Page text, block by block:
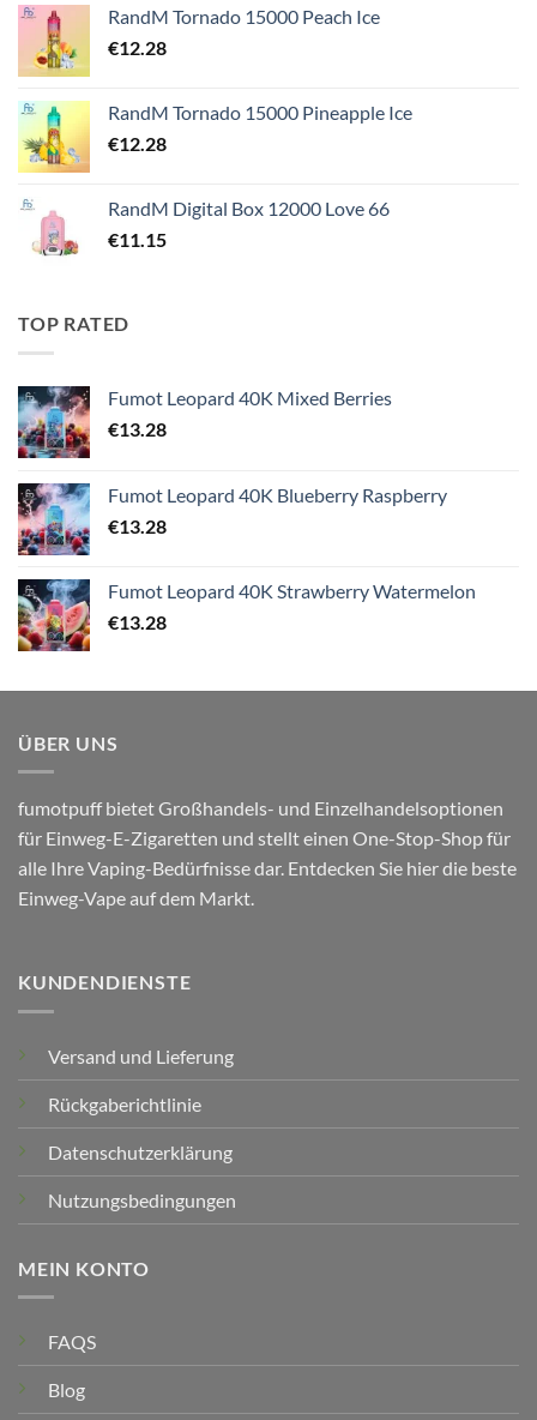
RandM Tornado 15000 Peach Ice
€12.28
RandM Tornado 15000 Pineapple Ice
€12.28
RandM Digital Box 12000 Love 66
€11.15
TOP RATED
Fumot Leopard 40K Mixed Berries
€13.28
Fumot Leopard 40K Blueberry Raspberry
€13.28
Fumot Leopard 40K Strawberry Watermelon
€13.28
ÜBER UNS
fumotpuff bietet Großhandels- und Einzelhandelsoptionen
für Einweg-E-Zigaretten und stellt einen One-Stop-Shop für
alle Ihre Vaping-Bedürfnisse dar. Entdecken Sie hier die beste
Einweg-Vape auf dem Markt.
KUNDENDIENSTE
Versand und Lieferung
Rückgaberichtlinie
Datenschutzerklärung
Nutzungsbedingungen
MEIN KONTO
FAQS
Blog